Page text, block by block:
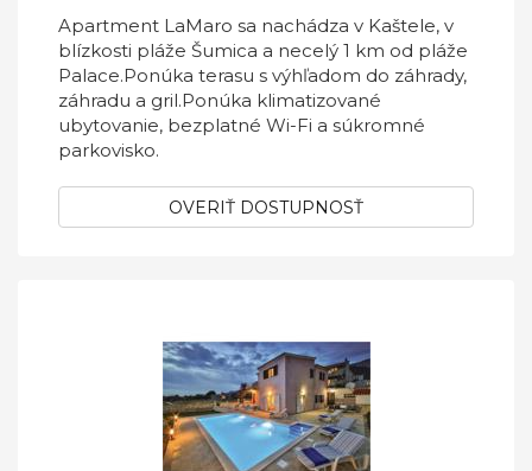
Apartment LaMaro sa nachádza v Kaštele, v
blízkosti pláže Šumica a necelý 1 km od pláže
Palace.Ponúka terasu s výhľadom do záhrady,
záhradu a gril.Ponúka klimatizované
ubytovanie, bezplatné Wi-Fi a súkromné ​​
parkovisko.
OVERIŤ DOSTUPNOSŤ